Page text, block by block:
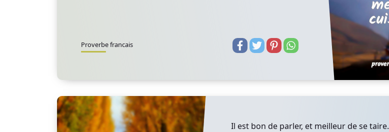
Proverbe francais
Il est bon de parler, et meilleur de se taire.